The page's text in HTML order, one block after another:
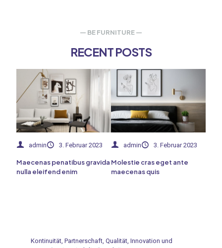
— BE FURNITURE —
RECENT POSTS
admin 3. Februar 2023
Maecenas penatibus gravida
nulla eleifend enim
admin 3. Februar 2023
Molestie cras eget ante
maecenas quis
Kontinuität, Partnerschaft, Qualität, Innovation und